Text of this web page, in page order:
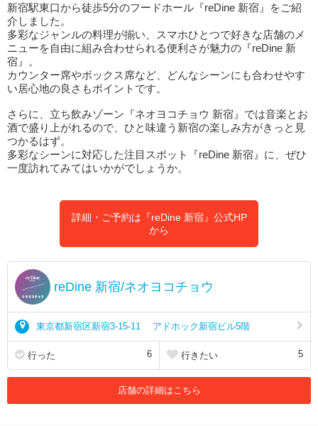
新宿駅東口から徒歩5分のフードホール『reDine 新宿』をご紹
介しました。
多彩なジャンルの料理が揃い、スマホひとつで好きな店舗のメ
ニューを自由に組み合わせられる便利さが魅力の『reDine 新
宿』。
カウンター席やボックス席など、どんなシーンにも合わせやす
い居心地の良さもポイントです。
さらに、立ち飲みゾーン『ネオヨコチョウ 新宿』では音楽とお
酒で盛り上がれるので、ひと味違う新宿の楽しみ方がきっと見
つかるはず。
多彩なシーンに対応した注目スポット『reDine 新宿』に、ぜひ
一度訪れてみてはいかがでしょうか。
詳細・ご予約は『reDine 新宿』公式HP
から
reDine 新宿/ネオヨコチョウ
東京都新宿区新宿3-15-11 アドホック新宿ビル5階
行った 6 行きたい 5
店舗の詳細はこちら